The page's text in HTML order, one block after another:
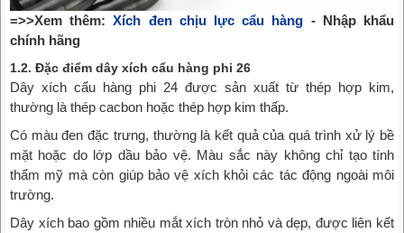
=>>Xem thêm:Xích đen chịu lực cẩu hàng - Nhập khẩu
chính hãng
1.2. Đặc điểm dây xích cẩu hàng phi 26
Dây xích cẩu hàng phi 24 được sản xuất từ thép hợp kim,
thường là thép cacbon hoặc thép hợp kim thấp.
Có màu đen đặc trưng, thường là kết quả của quá trình xử lý bề
mặt hoặc do lớp dầu bảo vệ. Màu sắc này không chỉ tạo tính
thẩm mỹ mà còn giúp bảo vệ xích khỏi các tác động ngoài môi
trường.
Dây xích bao gồm nhiều mắt xích tròn nhỏ và dẹp, được liên kết